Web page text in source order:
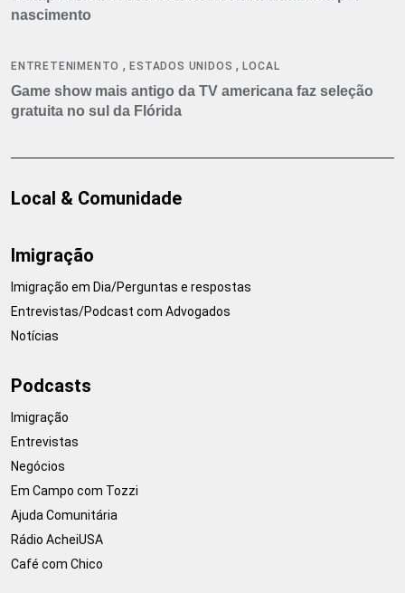
nascimento
ENTRETENIMENTO ,ESTADOS UNIDOS ,LOCAL
Game show mais antigo da TV americana faz seleção
gratuita no sul da Flórida
Local & Comunidade
Imigração
Imigração em Dia/Perguntas e respostas
Entrevistas/Podcast com Advogados
Notícias
Podcasts
Imigração
Entrevistas
Negócios
Em Campo com Tozzi
Ajuda Comunitária
Rádio AcheiUSA
Café com Chico